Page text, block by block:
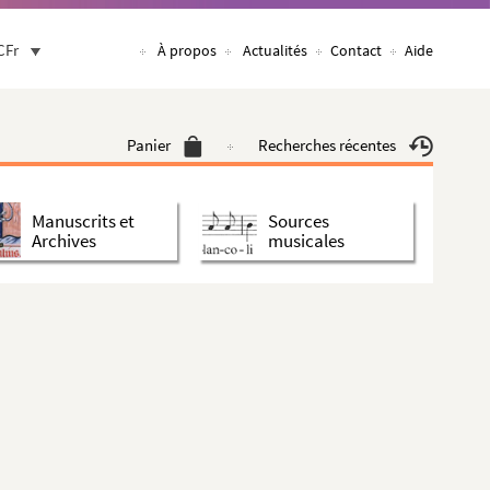
À propos Actualités Contact Aide
Panier Recherches récentes
Manuscrits et
Archives
Sources
musicales